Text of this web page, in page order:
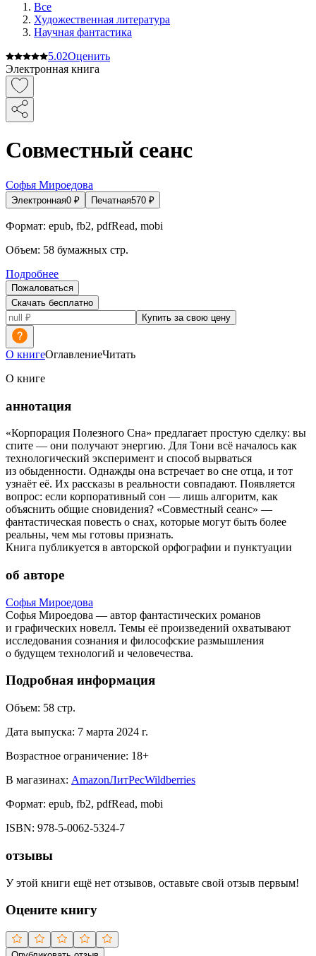
Все
Художественная литература
Научная фантастика
5.02Оценить
Электронная книга
Совместный сеанс
Софья Мироедова
Электронная0 ₽ Печатная570 ₽
Формат: epub, fb2, pdfRead, mobi
Объем: 58 бумажных стр.
Подробнее
Пожаловаться
Скачать бесплатно
Купить за свою цену
О книгеОглавлениеЧитать
О книге
аннотация
«Корпорация Полезного Сна» предлагает простую сделку: вы
спите — они получают энергию. Для Тони всё началось как
технологический эксперимент и способ вырваться
из обыденности. Однажды она встречает во сне отца, и тот
узнаёт её. Их рассказы в реальности совпадают. Появляется
вопрос: если корпоративный сон — лишь алгоритм, как
объяснить общие сновидения? «Совместный сеанс» —
фантастическая повесть о снах, которые могут быть более
реальны, чем мы готовы признать.
Книга публикуется в авторской орфографии и пунктуации
об авторе
Софья Мироедова
Софья Мироедова — автор фантастических романов
и графических новелл. Темы её произведений охватывают
исследования сознания и философские размышления
о будущем технологий и человечества.
Подробная информация
Объем: 58 стр.
Дата выпуска: 7 марта 2024 г.
Возрастное ограничение: 18+
В магазинах: AmazonЛитРесWildberries
Формат: epub, fb2, pdfRead, mobi
ISBN: 978-5-0062-5324-7
отзывы
У этой книги ещё нет отзывов, оставьте свой отзыв первым!
Оцените книгу